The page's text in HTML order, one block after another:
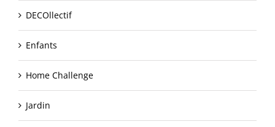
DECOllectif
Enfants
Home Challenge
Jardin